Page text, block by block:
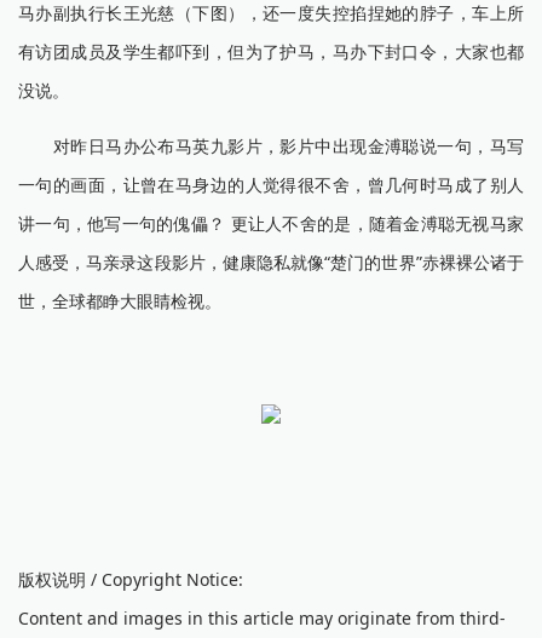
马办副执行长王光慈（下图），还一度失控掐捏她的脖子，车上所
有访团成员及学生都吓到，但为了护马，马办下封口令，大家也都
没说。
对昨日马办公布马英九影片，影片中出现金溥聪说一句，马写
一句的画面，让曾在马身边的人觉得很不舍，曾几何时马成了别人
讲一句，他写一句的傀儡？ 更让人不舍的是，随着金溥聪无视马家
人感受，马亲录这段影片，健康隐私就像“楚门的世界”赤裸裸公诸于
世，全球都睁大眼睛检视。
版权说明 / Copyright Notice:
Content and images in this article may originate from third-